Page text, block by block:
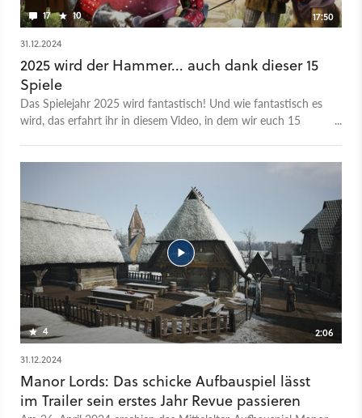
17 10
17:50
31.12.2024
2025 wird der Hammer... auch dank dieser 15
Spiele
Das Spielejahr 2025 wird fantastisch! Und wie fantastisch es
wird, das erfahrt ihr in diesem Video, in dem wir euch 15
4
2:06
31.12.2024
Manor Lords: Das schicke Aufbauspiel lässt
im Trailer sein erstes Jahr Revue passieren